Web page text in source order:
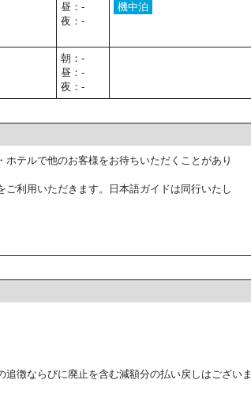
昼：-
夜：-
機中泊
朝：-
昼：-
夜：-
テルで他のお客様をお待ちいただくことがあり
利用いただきます。日本語ガイドは同行いたし
徴ならびに廃止を含む減額分の払い戻しはございま